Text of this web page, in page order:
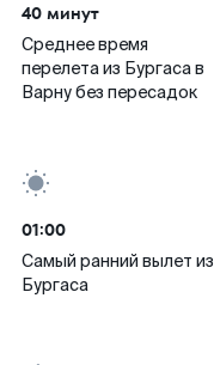
40 минут
Среднее время
перелета из Бургаса в
Варну без пересадок
01:00
Самый ранний вылет из
Бургаса